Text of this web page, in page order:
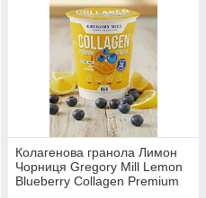
Колагенова гранола Лимон
Чорниця Gregory Mill Lemon
Blueberry Collagen Premium